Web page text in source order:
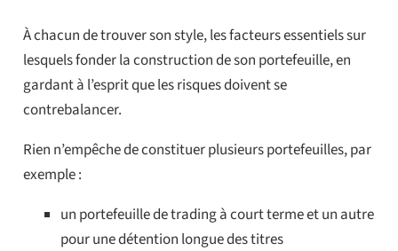
À chacun de trouver son style, les facteurs essentiels sur
lesquels fonder la construction de son portefeuille, en
gardant à l’esprit que les risques doivent se
contrebalancer.
Rien n’empêche de constituer plusieurs portefeuilles, par
exemple :
un portefeuille de trading à court terme et un autre
pour une détention longue des titres